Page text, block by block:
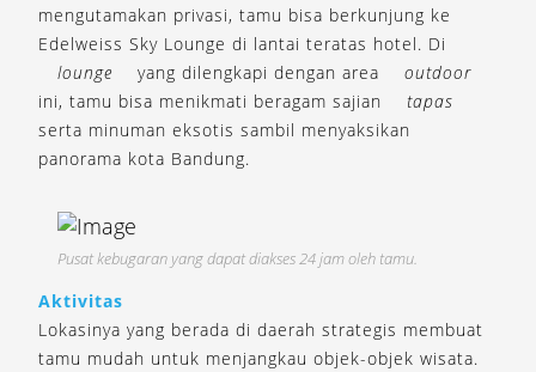
mengutamakan privasi, tamu bisa berkunjung ke
Edelweiss Sky Lounge di lantai teratas hotel. Di
lounge
yang dilengkapi dengan area
outdoor
ini, tamu bisa menikmati beragam sajian
tapas
serta minuman eksotis sambil menyaksikan
panorama kota Bandung.
Pusat kebugaran yang dapat diakses 24 jam oleh tamu.
Aktivitas
Lokasinya yang berada di daerah strategis membuat
tamu mudah untuk menjangkau objek-objek wisata.